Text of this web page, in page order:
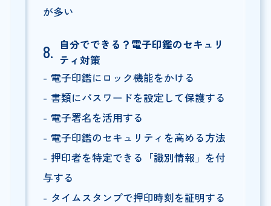
が多い
自分でできる？電子印鑑のセキュリ
ティ対策
電子印鑑にロック機能をかける
書類にパスワードを設定して保護する
電子署名を活用する
電子印鑑のセキュリティを高める方法
押印者を特定できる「識別情報」を付
与する
タイムスタンプで押印時刻を証明する